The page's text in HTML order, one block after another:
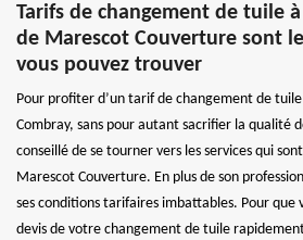
Tarifs de changement de tuile
de Marescot Couverture sont
vous pouvez trouver
Pour profiter d’un tarif de changement de tuile
Combray, sans pour autant sacrifier la qualité
conseillé de se tourner vers les services qui
Marescot Couverture. En plus de son
ses conditions tarifaires imbattables. Pour que
devis de votre changement de tuile